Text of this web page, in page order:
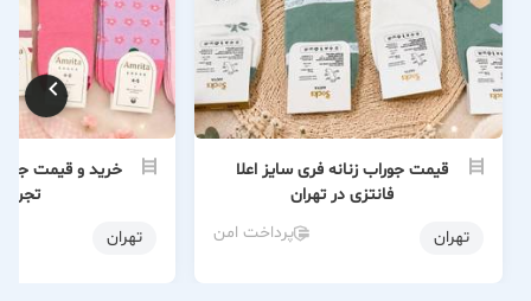
قیمت جوراب زنانه فری سایز اعلا
فانتزی در تهران
تهران
پرداخت امن
خرید و قیمت
تهران